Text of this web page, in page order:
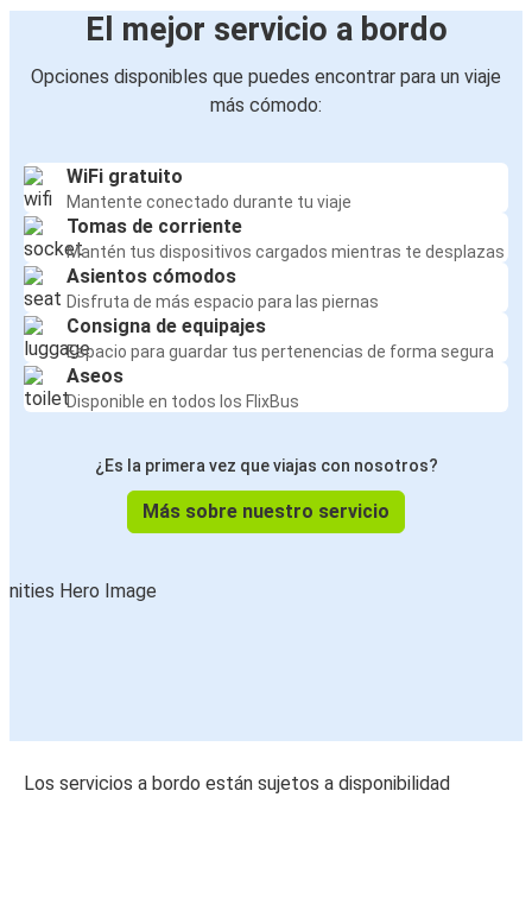
El mejor servicio a bordo
Opciones disponibles que puedes encontrar para un viaje
más cómodo:
WiFi gratuito
Mantente conectado durante tu viaje
Tomas de corriente
Mantén tus dispositivos cargados mientras te desplazas
Asientos cómodos
Disfruta de más espacio para las piernas
Consigna de equipajes
Espacio para guardar tus pertenencias de forma segura
Aseos
Disponible en todos los FlixBus
¿Es la primera vez que viajas con nosotros?
Más sobre nuestro servicio
Los servicios a bordo están sujetos a disponibilidad